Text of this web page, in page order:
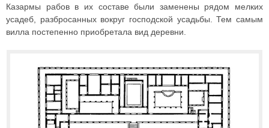
Казармы рабов в их составе были заменены рядом мелких
усадеб, разбросанных вокруг господской усадьбы. Тем самым
вилла постепенно приобретала вид деревни.